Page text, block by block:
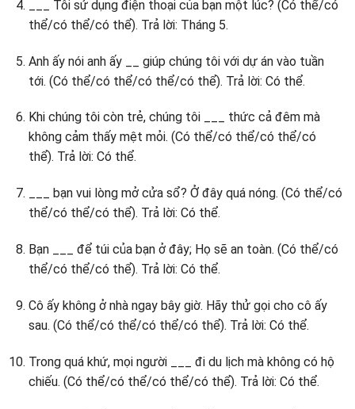
___ Tôi sử dụng điện thoại của bạn một lúc? (Có thể/có
thể/có thể/có thể). Trả lời: Tháng 5.
Anh ấy nói anh ấy __ giúp chúng tôi với dự án vào tuần
tới. (Có thể/có thể/có thể/có thể). Trả lời: Có thể.
Khi chúng tôi còn trẻ, chúng tôi ___ thức cả đêm mà
không cảm thấy mệt mỏi. (Có thể/có thể/có thể/có
thể). Trả lời: Có thể.
___ bạn vui lòng mở cửa sổ? Ở đây quá nóng. (Có thể/có
thể/có thể/có thể). Trả lời: Có thể.
Bạn ___ để túi của bạn ở đây; Họ sẽ an toàn. (Có thể/có
thể/có thể/có thể). Trả lời: Có thể.
Cô ấy không ở nhà ngay bây giờ. Hãy thử gọi cho cô ấy
sau. (Có thể/có thể/có thể/có thể). Trả lời: Có thể.
Trong quá khứ, mọi người ___ đi du lịch mà không có hộ
chiếu. (Có thể/có thể/có thể/có thể). Trả lời: Có thể.